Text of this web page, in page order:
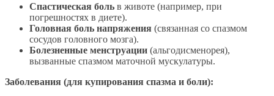
Спастическая боль в животе (например, при
погрешностях в диете).
Головная боль напряжения (связанная со спазмом
сосудов головного мозга).
Болезненные менструации (альгодисменорея),
вызванные спазмом маточной мускулатуры.
Заболевания (для купирования спазма и боли):